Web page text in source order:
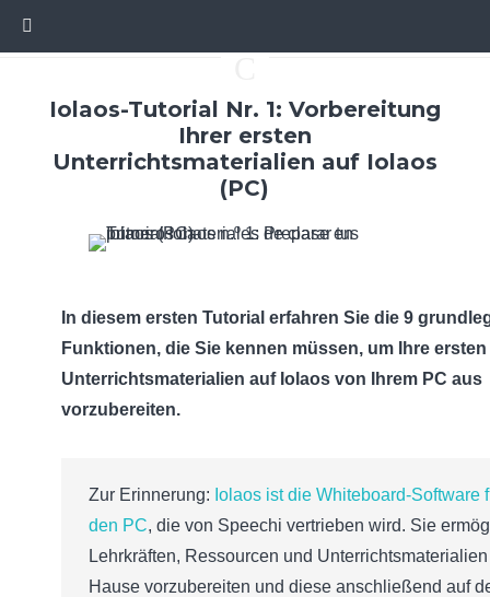
Iolaos-Tutorial Nr. 1: Vorbereitung
Ihrer ersten
Unterrichtsmaterialien auf Iolaos
(PC)
In diesem ersten Tutorial erfahren Sie die 9
Funktionen, die Sie kennen müssen, um Ihre ersten
Unterrichtsmaterialien auf Iolaos von Ihrem PC aus
vorzubereiten.
Zur Erinnerung: Iolaos ist die Whiteboard-Software
den PC, die von Speechi vertrieben wird. Sie
Lehrkräften, Ressourcen und
Hause vorzubereiten und diese anschließend auf